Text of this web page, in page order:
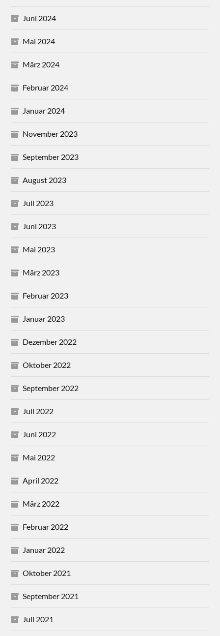
Juni 2024
Mai 2024
März 2024
Februar 2024
Januar 2024
November 2023
September 2023
August 2023
Juli 2023
Juni 2023
Mai 2023
März 2023
Februar 2023
Januar 2023
Dezember 2022
Oktober 2022
September 2022
Juli 2022
Juni 2022
Mai 2022
April 2022
März 2022
Februar 2022
Januar 2022
Oktober 2021
September 2021
Juli 2021